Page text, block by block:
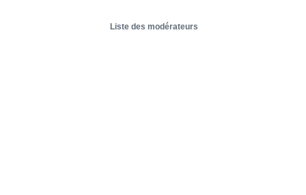
Liste des modérateurs